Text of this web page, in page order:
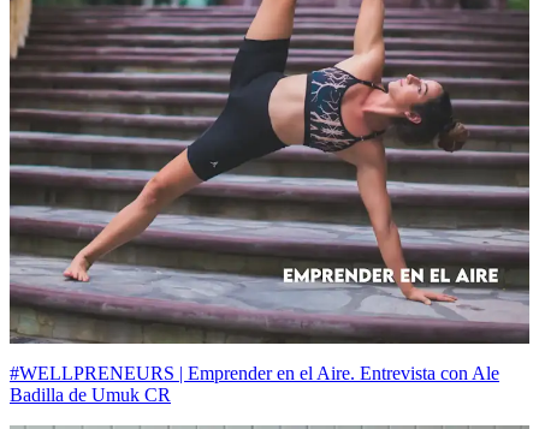
#WELLPRENEURS | Emprender en el Aire. Entrevista con Ale
Badilla de Umuk CR